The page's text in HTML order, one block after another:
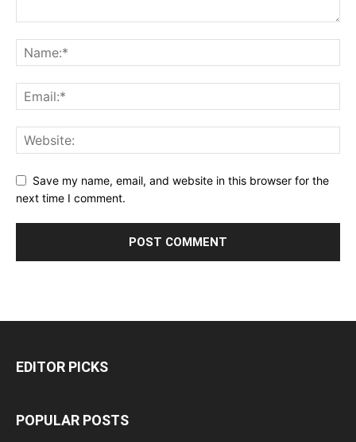
Save my name, email, and website in this browser for the
next time I comment.
EDITOR PICKS
POPULAR POSTS